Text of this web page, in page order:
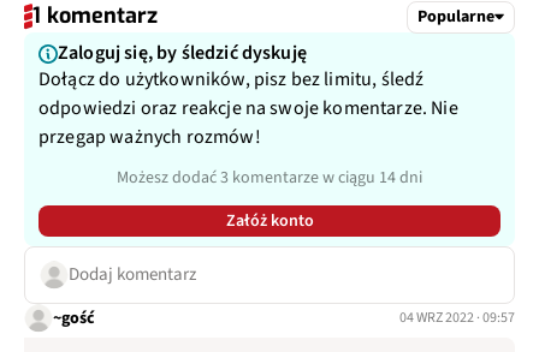
1 komentarz Popularne
Zaloguj się, by śledzić dyskuję
Dołącz do użytkowników, pisz bez limitu, śledź
odpowiedzi oraz reakcje na swoje komentarze. Nie
przegap ważnych rozmów!
Możesz dodać 3 komentarze w ciągu 14 dni
Załóż konto
Dodaj komentarz
~gość 04 WRZ 2022 · 09:57